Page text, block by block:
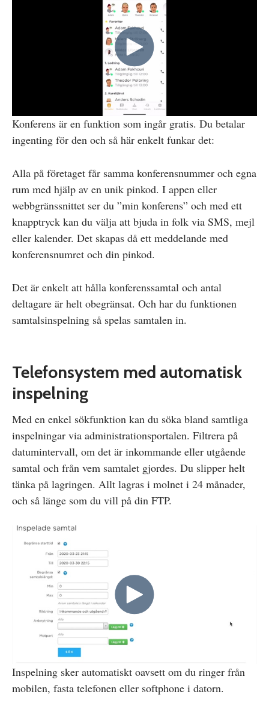
Konferens är en funktion som ingår gratis. Du betalar
ingenting för den och så här enkelt funkar det:
Alla på företaget får samma konferensnummer och egna
rum med hjälp av en unik pinkod. I appen eller
webbgränssnittet ser du ”min konferens” och med ett
knapptryck kan du välja att bjuda in folk via SMS, mejl
eller kalender. Det skapas då ett meddelande med
konferensnumret och din pinkod.
Det är enkelt att hålla konferenssamtal och antal
deltagare är helt obegränsat. Och har du funktionen
samtalsinspelning så spelas samtalen in.
Telefonsystem med automatisk
inspelning
Med en enkel sökfunktion kan du söka bland samtliga
inspelningar via administrationsportalen. Filtrera på
datumintervall, om det är inkommande eller utgående
samtal och från vem samtalet gjordes. Du slipper helt
tänka på lagringen. Allt lagras i molnet i 24 månader,
och så länge som du vill på din FTP.
Inspelning sker automatiskt oavsett om du ringer från
mobilen, fasta telefonen eller softphone i datorn.